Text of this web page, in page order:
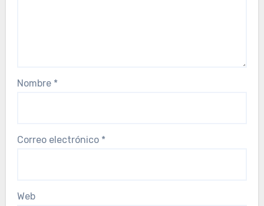
Nombre *
Correo electrónico *
Web